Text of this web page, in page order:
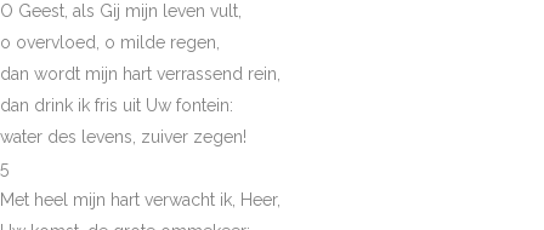
O Geest, als Gij mijn leven vult,
o overvloed, o milde regen,
dan wordt mijn hart verrassend rein,
dan drink ik fris uit Uw fontein:
water des levens, zuiver zegen!
5
Met heel mijn hart verwacht ik, Heer,